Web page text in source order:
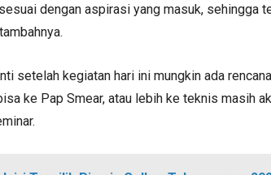
dengan aspirasi yang masuk, sehingga
setelah kegiatan hari ini mungkin ada
ke Pap Smear, atau lebih ke teknis masih